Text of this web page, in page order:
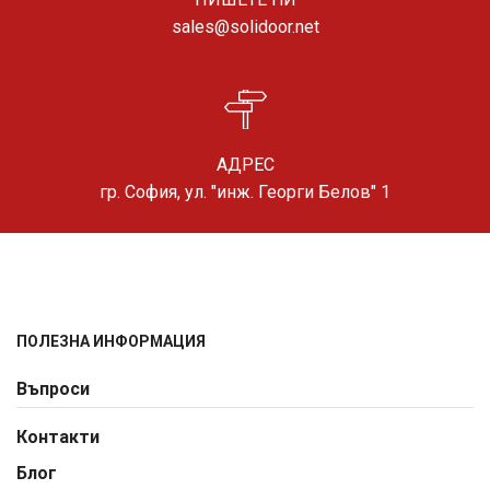
sales@solidoor.net
АДРЕС
гр. София, ул. "инж. Георги Белов" 1
ПОЛЕЗНА ИНФОРМАЦИЯ
Въпроси
Контакти
Блог